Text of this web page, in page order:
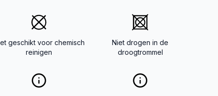
geschikt voor chemisch
reinigen
Niet drogen in de
droogtrommel